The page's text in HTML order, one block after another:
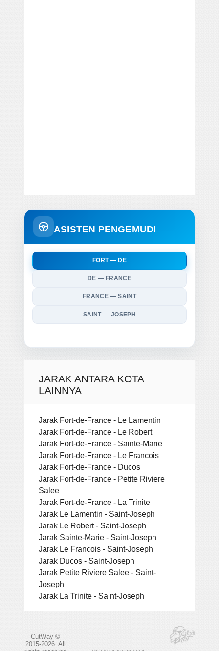
ASISTEN PENGEMUDI
FORT — DE
DE — FRANCE
FRANCE — SAINT
SAINT — JOSEPH
JARAK ANTARA KOTA
LAINNYA
Jarak Fort-de-France - Le Lamentin
Jarak Fort-de-France - Le Robert
Jarak Fort-de-France - Sainte-Marie
Jarak Fort-de-France - Le Francois
Jarak Fort-de-France - Ducos
Jarak Fort-de-France - Petite Riviere
Salee
Jarak Fort-de-France - La Trinite
Jarak Le Lamentin - Saint-Joseph
Jarak Le Robert - Saint-Joseph
Jarak Sainte-Marie - Saint-Joseph
Jarak Le Francois - Saint-Joseph
Jarak Ducos - Saint-Joseph
Jarak Petite Riviere Salee - Saint-
Joseph
Jarak La Trinite - Saint-Joseph
CutWay ©
2015-2026. All